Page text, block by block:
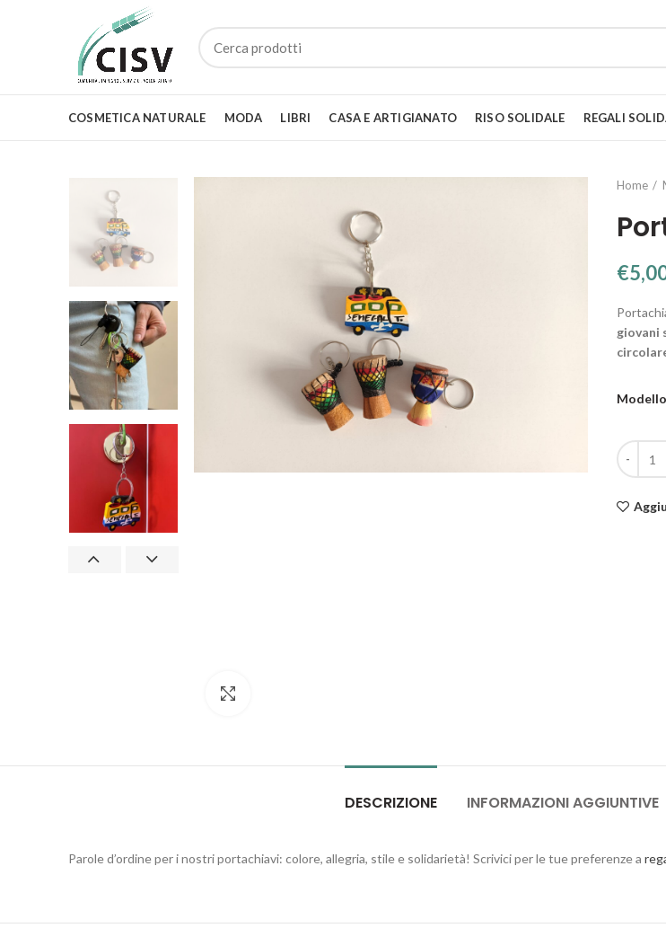
COSMETICA NATURALE MODA LIBRI CASA E ARTIGIANATO RISO SOLIDALE REGALI
Home
€
giovani
Modello
DESCRIZIONE INFORMAZIONI AGGIUNTIVE
Parole d’ordine per i nostri portachiavi: colore, allegria, stile e solidarietà! Scrivici per le tue preferenze a